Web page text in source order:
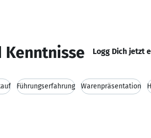
Kenntnisse Logg Dich jetzt
Führungserfahrung Warenpräsentation